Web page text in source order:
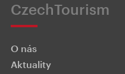
CzechTourism
O nás
Aktuality